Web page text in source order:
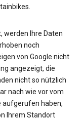
werden Ihre Daten
noch
von Google nicht
angezeigt, die
nicht so nützlich
nach wie vor vom
aufgerufen haben,
Ihrem Standort